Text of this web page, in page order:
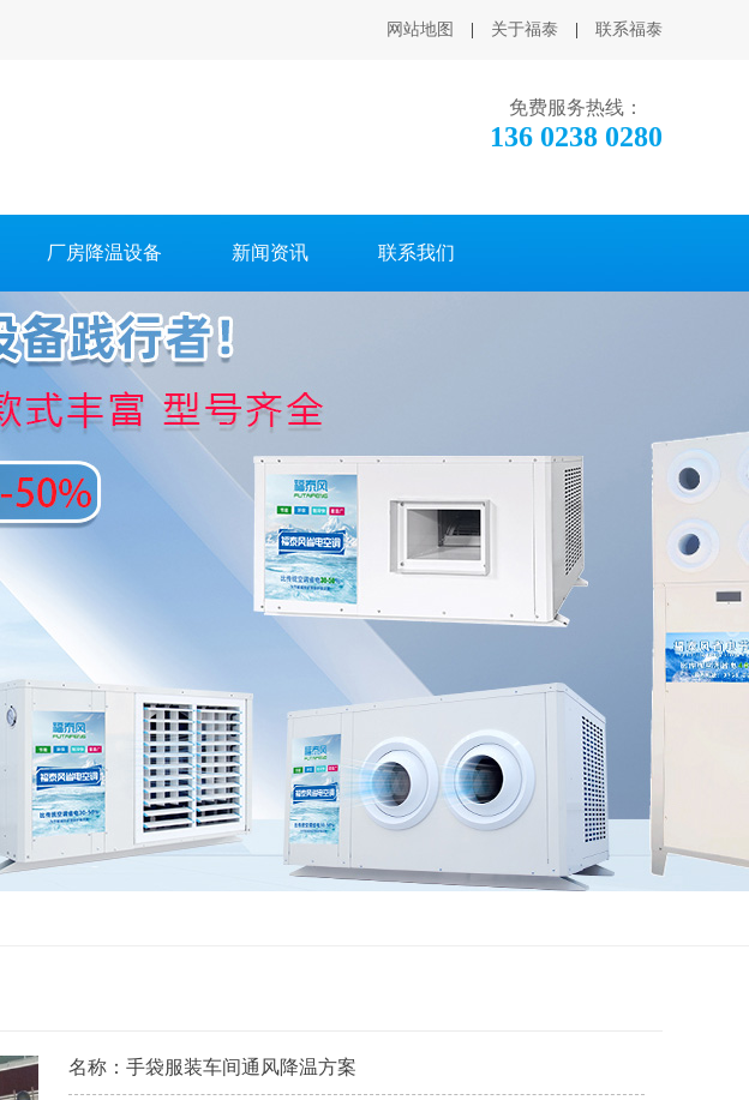
网站地图 关于福泰 联系福泰
免费服务热线：
136 0238 0280
厂房降温设备 新闻资讯 联系我们
名称：手袋服装车间通风降温方案